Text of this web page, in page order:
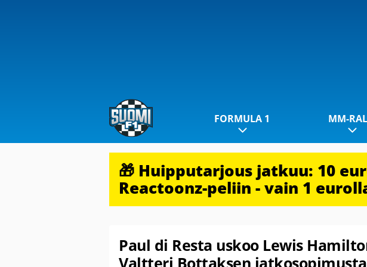
FORMULA 1 MM-
🎁 Huipputarjous jatkuu: 10
Reactoonz-peliin - vain 1
Paul di Resta uskoo Lewis
Valtteri Bottaksen jatkosopimusta: